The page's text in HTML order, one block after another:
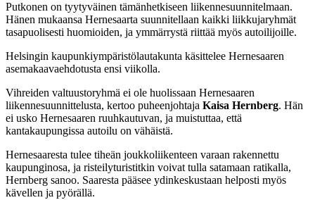
Putkonen on tyytyväinen tämänhetkiseen liikennesuunnitelmaan.
Hänen mukaansa Hernesaarta suunnitellaan kaikki liikkujaryhmät
tasapuolisesti huomioiden, ja ymmärrystä riittää myös autoilijoille.
Helsingin kaupunkiympäristölautakunta käsittelee Hernesaaren
asemakaavaehdotusta ensi viikolla.
Vihreiden valtuustoryhmä ei ole huolissaan Hernesaaren
liikennesuunnittelusta, kertoo puheenjohtaja Kaisa Hernberg. Hän
ei usko Hernesaaren ruuhkautuvan, ja muistuttaa, että
kantakaupungissa autoilu on vähäistä.
Hernesaaresta tulee tiheän joukkoliikenteen varaan rakennettu
kaupunginosa, ja risteilyturistitkin voivat tulla satamaan ratikalla,
Hernberg sanoo. Saaresta pääsee ydinkeskustaan helposti myös
kävellen ja pyörällä.